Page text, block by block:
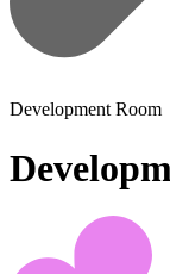
Development Room